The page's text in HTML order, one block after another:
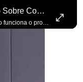
Zema Demonstra Desconhecimento Sobre Como Funciona O Processo De Mudança Das Leis. #OAntagonista
Zema demonstra desconhecimento sobre como funciona o processo de mudança das leis. #OAntagonista Se você busca informação com credibilidade, inscreva-se agora e ative o
para não perder nenhuma